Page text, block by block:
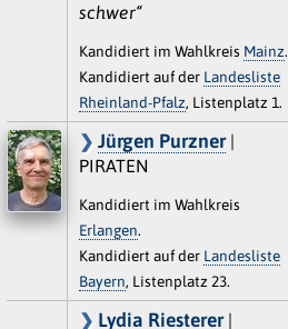
schwer“
Kandidiert im Wahlkreis Mainz.
Kandidiert auf der Landesliste
Rheinland-Pfalz, Listenplatz 1.
Jürgen Purzner|
PIRATEN
Kandidiert im Wahlkreis
Erlangen.
Kandidiert auf der Landesliste
Bayern, Listenplatz 23.
Lydia Riesterer|